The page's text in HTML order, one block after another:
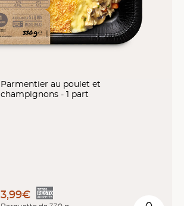
Parmentier au poulet et
champignons - 1 part
3,99€